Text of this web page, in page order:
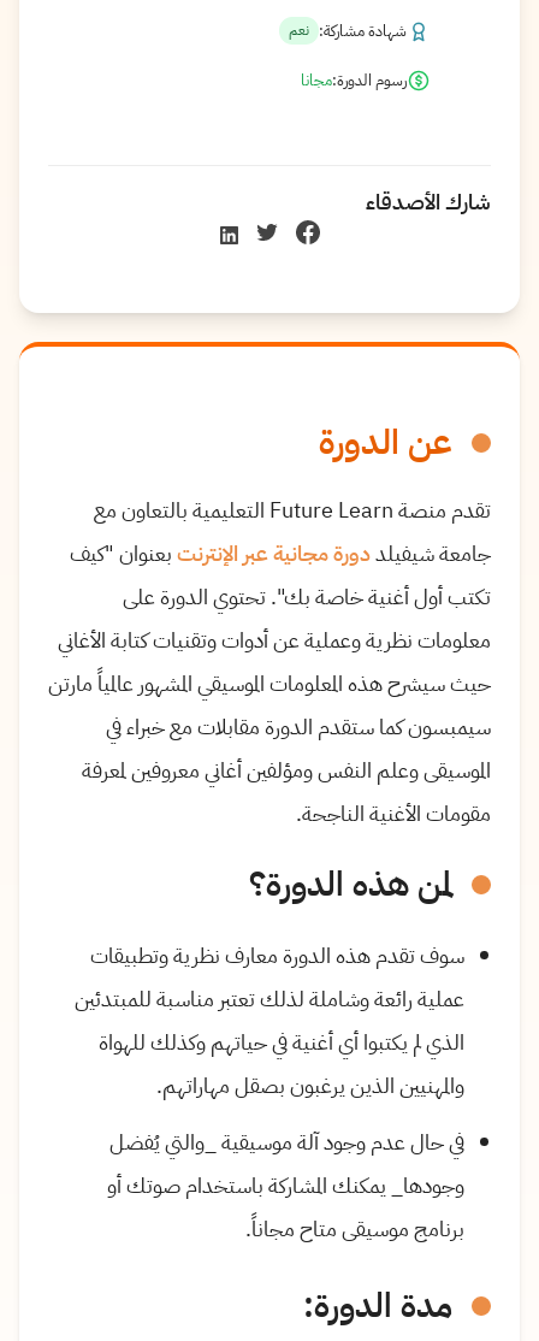
عن الدورة
تقدم منصة Future Learn التعليمية بالتعاون مع
جامعة شيفيلددورة مجانية عبر الإنترنتبعنوان "كيف
تكتب أول أغنية خاصة بك". تحتوي الدورة على
معلومات نظرية وعملية عن أدوات وتقنيات كتابة الأغاني
حيث سيشرح هذه المعلومات الموسيقي المشهور عالمياً مارتن
سيمبسون كما ستقدم الدورة مقابلات مع خبراء في
الموسيقى وعلم النفس ومؤلفين أغاني معروفين لمعرفة
مقومات الأغنية الناجحة.
لمن هذه الدورة؟
سوف تقدم هذه الدورة معارف نظرية وتطبيقات
عملية رائعة وشاملة لذلك تعتبر مناسبة للمبتدئين
الذي لم يكتبوا أي أغنية في حياتهم وكذلك للهواة
والمهنيين الذين يرغبون بصقل مهاراتهم.
في حال عدم وجود آلة موسيقية _والتي يُفضل
وجودها_ يمكنك المشاركة باستخدام صوتك أو
برنامج موسيقى متاح مجاناً.
مدة الدورة:
شهادة مشاركة: نعم
رسوم الدورة:مجانا
شارك الأصدقاء